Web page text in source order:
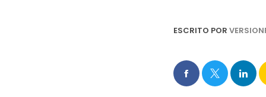
ESCRITO POR